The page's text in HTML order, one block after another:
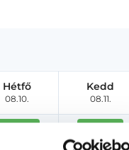
Hétfő
08.10.
Kedd
08.11.